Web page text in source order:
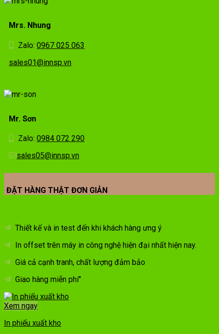
Mrs. Nhung
Zalo: 0967 025 063
sales01@innsp.vn
Mr. Sơn
Zalo: 0984 072 290
sales05@innsp.vn
ĐẶT HÀNG THẬT ĐƠN GIẢN
Thiết kế và in test đến khi khách hàng ưng ý
In offset trên máy in công nghệ hiện đại nhất hiện nay.
Giá cả cạnh tranh, chất lượng đảm bảo
Giao hàng miễn phí"
Xem ngay
In phiếu xuất kho